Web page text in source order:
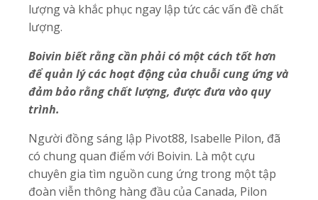
lượng và khắc phục ngay lập tức các vấn đề chất
lượng.
Boivin biết rằng cần phải có một cách tốt hơn
để quản lý các hoạt động của chuỗi cung ứng và
đảm bảo rằng chất lượng, được đưa vào quy
trình.
Người đồng sáng lập Pivot88, Isabelle Pilon, đã
có chung quan điểm với Boivin. Là một cựu
chuyên gia tìm nguồn cung ứng trong một tập
đoàn viễn thông hàng đầu của Canada, Pilon